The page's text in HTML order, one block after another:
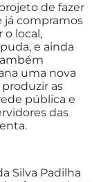
de fazer
já compramos
local,
e ainda
uma nova
as
pública e
das
Silva Padilha